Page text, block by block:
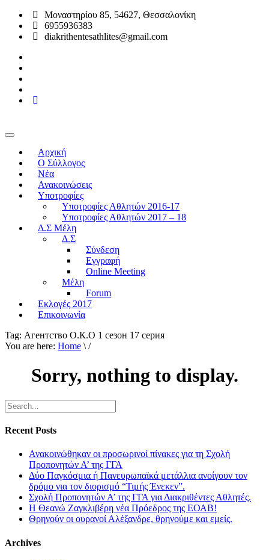
Μοναστηρίου 85, 54627, Θεσσαλονίκη
6955936383
diakrithentesathlites@gmail.com
Αρχική
O Σύλλογος
Νέα
Ανακοινώσεις
Υποτροφίες
Υποτροφίες Αθλητών 2016-17
Υποτροφίες Αθλητών 2017 – 18
Δ.Σ Μέλη
Δ.Σ
Σύνδεση
Εγγραφή
Online Meeting
Μέλη
Forum
Εκλογές 2017
Επικοινωνία
Tag: Агентство О.К.О 1 сезон 17 серия
You are here: Home \ /
Sorry, nothing to display.
Recent Posts
Ανακοινώθηκαν οι προσωρινοί πίνακες για τη Σχολή
Προπονητών Α’ της ΓΓΑ
Δύο Παγκόσμια ή Πανευρωπαϊκά μετάλλια ανοίγουν τον
δρόμο για τον διορισμό “Τιμής Ένεκεν”.
Σχολή Προπονητών Α’ της ΓΓΑ για Διακριθέντες Αθλητές.
Η Θεανώ Ζαγκλιβέρη νέα Πρόεδρος της ΕΟΑΒ!
Θρηνούν οι ουρανοί Αλέξανδρε, θρηνούμε και εμείς.
Archives